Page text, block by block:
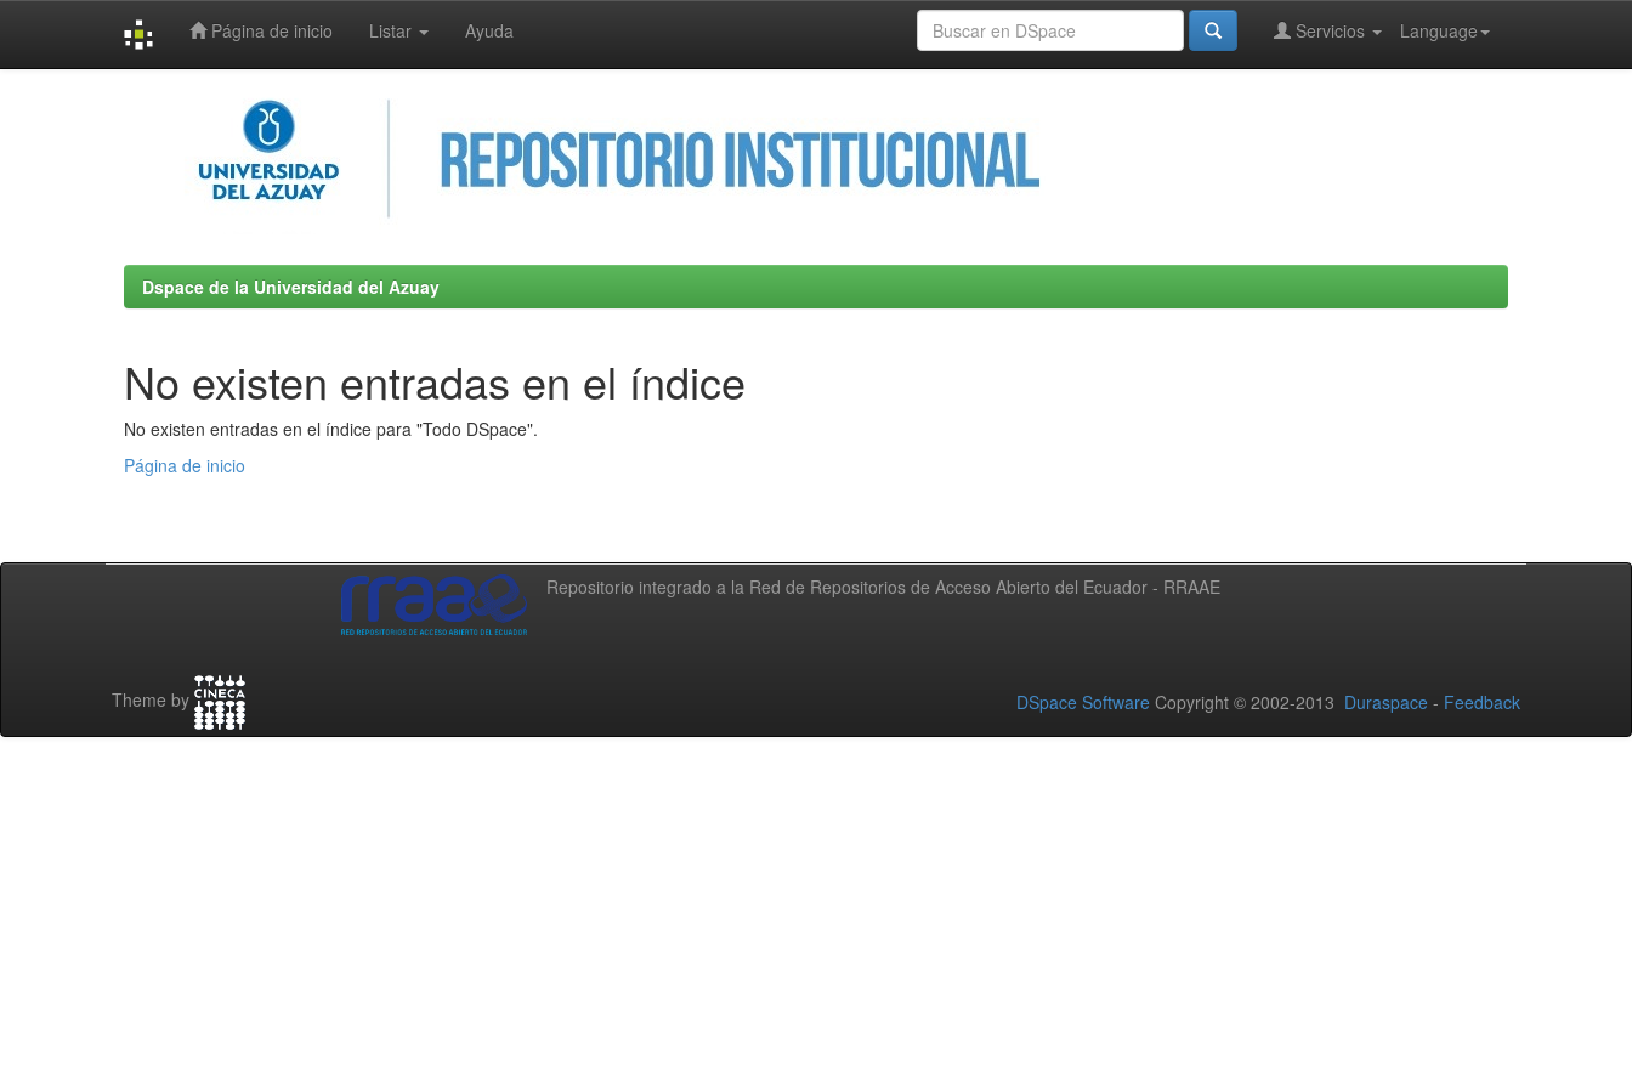
Página de inicio Listar Ayuda Language
Servicios
Dspace de la Universidad del Azuay
No existen entradas en el índice
No existen entradas en el índice para "Todo DSpace".
Página de inicio
Repositorio integrado a la Red de Repositorios de Acceso Abierto del Ecuador - RRAAE
Theme by DSpace Software Copyright © 2002-2013 Duraspace - Feedback